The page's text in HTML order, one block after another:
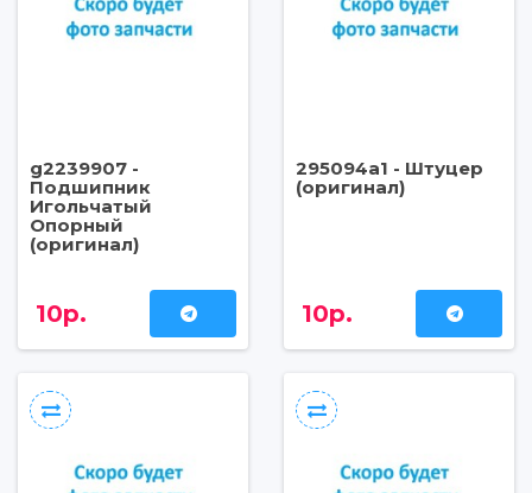
g2239907 -
Подшипник
Игольчатый
Опорный
(оригинал)
10р.
295094a1 - Штуцер
(оригинал)
10р.